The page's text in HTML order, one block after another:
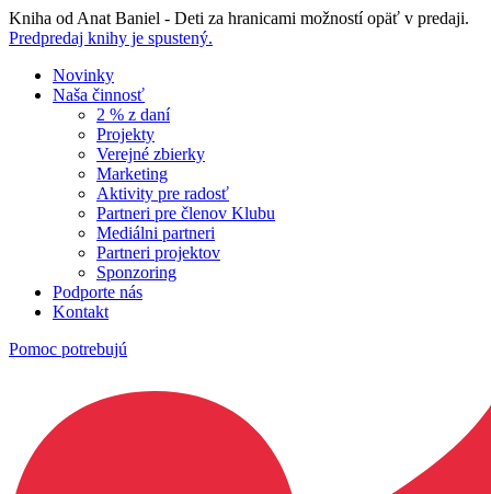
Skip
to
Kniha od Anat Baniel - Deti za hranicami možností opäť v predaji.
Predpredaj knihy je spustený.
Novinky
Naša činnosť
2 % z daní
Projekty
Verejné zbierky
Marketing
Aktivity pre radosť
Partneri pre členov Klubu
Mediálni partneri
Partneri projektov
Sponzoring
Podporte nás
Kontakt
Pomoc potrebujú